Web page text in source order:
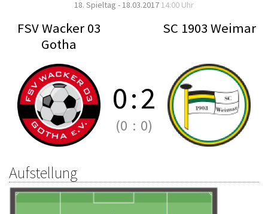
18. Spieltag - 18.03.2017 14:00 Uhr
FSV Wacker 03
Gotha
SC 1903 Weimar
0:2
(0 : 0)
Aufstellung